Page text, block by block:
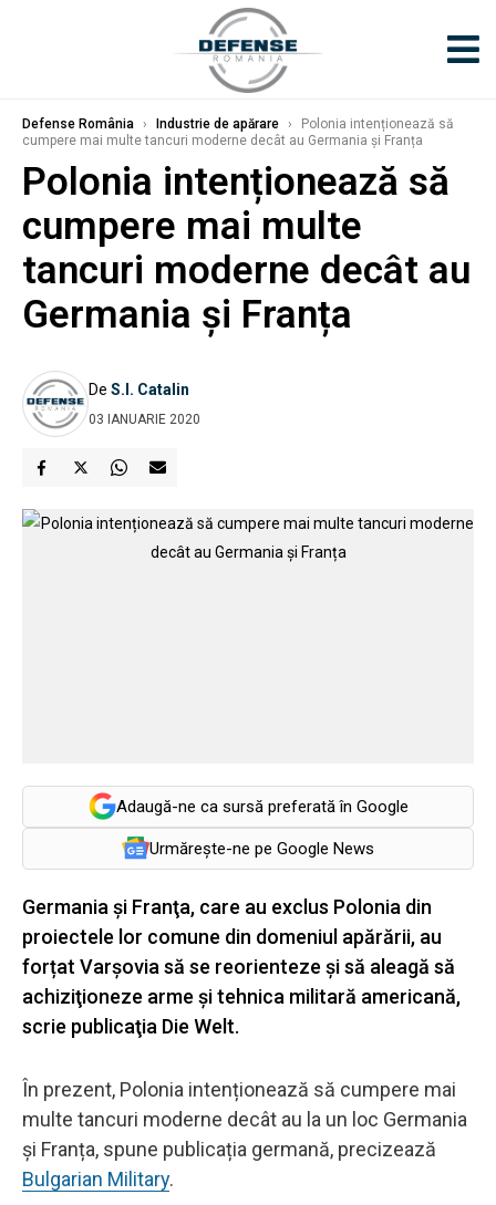
Defense România › Industrie de apărare ›
Polonia intenționează să
cumpere mai multe tancuri moderne decât au Germania și Franța
Polonia intenționează să
cumpere mai multe
tancuri moderne decât au
Germania și Franța
De S.I. Catalin
03 IANUARIE 2020
Adaugă-ne ca sursă preferată în Google
Urmărește-ne pe Google News
Germania și Franţa, care au exclus Polonia din
proiectele lor comune din domeniul apărării, au
forțat Varșovia să se reorienteze şi să aleagă să
achiziţioneze arme şi tehnica militară americană,
scrie publicaţia Die Welt.
În prezent, Polonia intenționează să cumpere mai
multe tancuri moderne decât au la un loc Germania
și Franța, spune publicația germană, precizează
Bulgarian Military.